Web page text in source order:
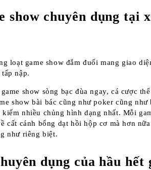
show chuyên dụng tại
loạt game show đắm đuối mang giao
nập.
show sòng bạc đùa ngay, cá cược
show bài bác cũng như poker cũng như
kiếm nhiều chủng hình dạng nhất. Mỗi
cất cánh bổng dạt hồi hộp cơ mà hơn
như riêng biệt.
dụng của hầu hết